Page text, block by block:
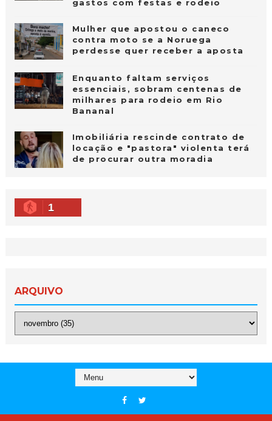
gastos com festas e rodeio
Mulher que apostou o caneco
contra moto se a Noruega
perdesse quer receber a aposta
Enquanto faltam serviços
essenciais, sobram centenas de
milhares para rodeio em Rio
Bananal
Imobiliária rescinde contrato de
locação e "pastora" violenta terá
de procurar outra moradia
1
ARQUIVO